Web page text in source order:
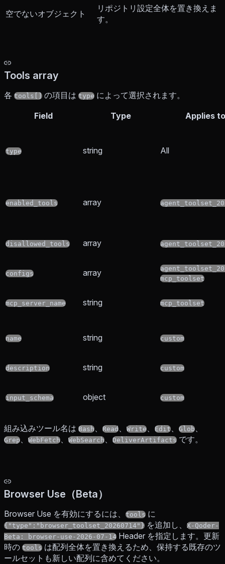
空でないオブジェクト
リポジトリ設定全体を置き換えま
す。
Tools array
各 tools[] の項目は type によって選択されます。
Field Type Applies to
type string All
enabled_tools array
disallowed_tools array
configs array
mcp_toolset
mcp_server_name string mcp_toolset
name string custom
description string custom
input_schema object custom
組み込みツール名は Bash、 Read、 Write、 Edit、 Glob、
Grep、 WebFetch、 WebSearch、 DeliverArtifacts です。
Browser Use（Beta）
Browser Use を有効にするには、 tools に
{"type":"browser_toolset_20260714"} を追加し、
X-Qoder-
Beta: browser-use-2026-07-14 Header を指定します。更新
時の tools は配列全体を置き換えるため、保持する既存のツ
ールセットも新しい配列に含めてください。